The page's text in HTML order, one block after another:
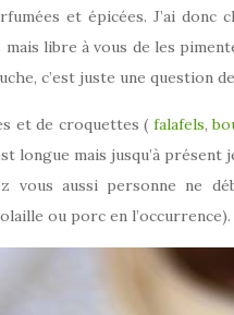
et épicées. J’ai donc
libre à vous de les
c’est juste une question
et de croquettes ( falafels,
longue mais jusqu’à
vous aussi personne ne
ou porc en l’occurrence).